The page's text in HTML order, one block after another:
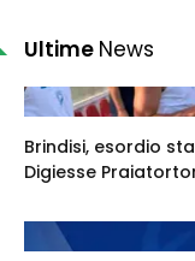
Ultime News
Brindisi, esordio
Digiesse